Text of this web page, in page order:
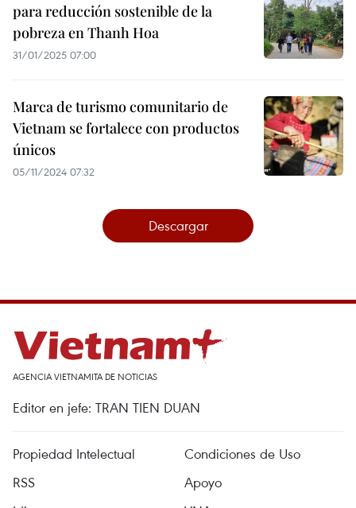
para reducción sostenible de la
pobreza en Thanh Hoa
31/01/2025 07:00
Marca de turismo comunitario de
Vietnam se fortalece con productos
únicos
05/11/2024 07:32
Descargar
AGENCIA VIETNAMITA DE NOTICIAS
Editor en jefe: TRAN TIEN DUAN
Propiedad Intelectual
Condiciones de Uso
RSS
Apoyo